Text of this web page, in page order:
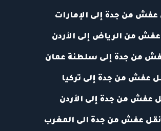
عفش من جدة إلى الإمارات
من الرياض إلى الأردن
من جدة إلى سلطنة عمان
عفش من جدة إلى تركيا
عفش من جدة إلى الأردن
عفش من جدة الى المغرب